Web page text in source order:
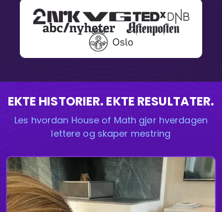
EKTE HISTORIER. EKTE RESULTATER.
Les hvordan House of Math gjør hverdagen
lettere og skaper mestring